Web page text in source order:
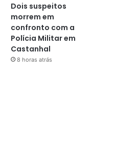
Dois suspeitos
morrem em
confronto com a
Polícia Militar em
Castanhal
8 horas atrás